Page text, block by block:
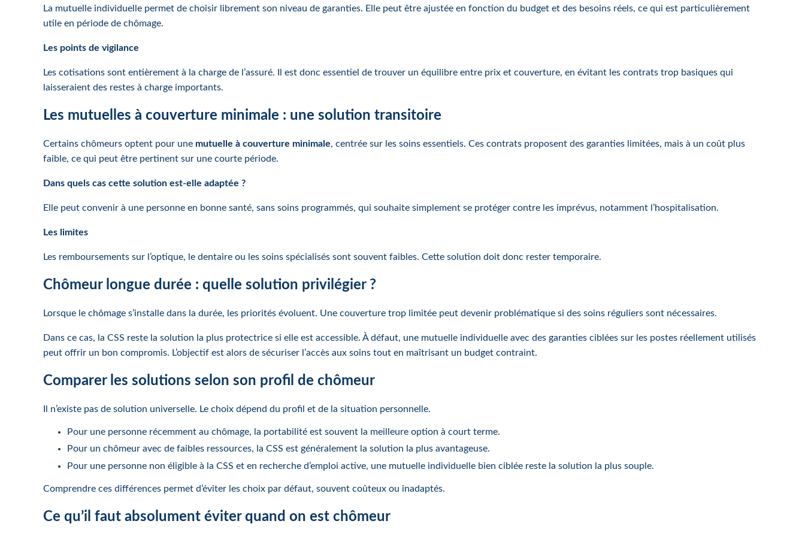
La mutuelle individuelle permet de choisir librement son niveau de garanties. Elle peut être ajustée en fonction du budget et des besoins réels, ce qui est particulièrement
utile en période de chômage.
Les points de vigilance
Les cotisations sont entièrement à la charge de l’assuré. Il est donc essentiel de trouver un équilibre entre prix et couverture, en évitant les contrats trop basiques qui
laisseraient des restes à charge importants.
Les mutuelles à couverture minimale : une solution transitoire
Certains chômeurs optent pour une mutuelle à couverture minimale, centrée sur les soins essentiels. Ces contrats proposent des garanties limitées, mais à un coût plus
faible, ce qui peut être pertinent sur une courte période.
Dans quels cas cette solution est-elle adaptée ?
Elle peut convenir à une personne en bonne santé, sans soins programmés, qui souhaite simplement se protéger contre les imprévus, notamment l’hospitalisation.
Les limites
Les remboursements sur l’optique, le dentaire ou les soins spécialisés sont souvent faibles. Cette solution doit donc rester temporaire.
Chômeur longue durée : quelle solution privilégier ?
Lorsque le chômage s’installe dans la durée, les priorités évoluent. Une couverture trop limitée peut devenir problématique si des soins réguliers sont nécessaires.
Dans ce cas, la CSS reste la solution la plus protectrice si elle est accessible. À défaut, une mutuelle individuelle avec des garanties ciblées sur les postes réellement utilisés
peut offrir un bon compromis. L’objectif est alors de sécuriser l’accès aux soins tout en maîtrisant un budget contraint.
Comparer les solutions selon son profil de chômeur
Il n’existe pas de solution universelle. Le choix dépend du profil et de la situation personnelle.
Pour une personne récemment au chômage, la portabilité est souvent la meilleure option à court terme.
Pour un chômeur avec de faibles ressources, la CSS est généralement la solution la plus avantageuse.
Pour une personne non éligible à la CSS et en recherche d’emploi active, une mutuelle individuelle bien ciblée reste la solution la plus souple.
Comprendre ces différences permet d’éviter les choix par défaut, souvent coûteux ou inadaptés.
Ce qu’il faut absolument éviter quand on est chômeur